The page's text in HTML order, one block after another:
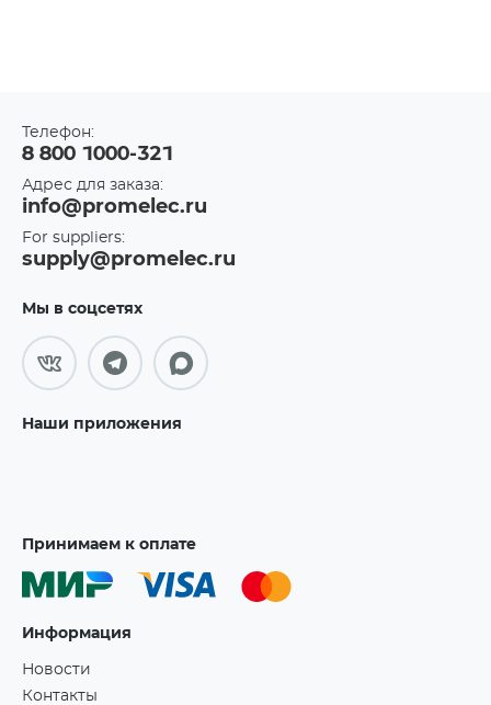
Телефон:
8 800 1000-321
Адрес для заказа:
info@promelec.ru
For suppliers:
supply@promelec.ru
Мы в соцсетях
Наши приложения
Принимаем к оплате
Информация
Новости
Контакты